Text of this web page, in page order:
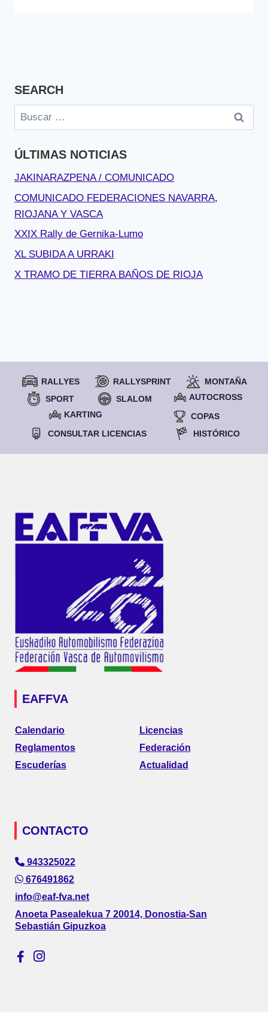
SEARCH
Buscar:
ÚLTIMAS NOTICIAS
JAKINARAZPENA / COMUNICADO
COMUNICADO FEDERACIONES NAVARRA,
RIOJANA Y VASCA
XXIX Rally de Gernika-Lumo
XL SUBIDA A URRAKI
X TRAMO DE TIERRA BAÑOS DE RIOJA
RALLYES RALLYSPRINT
MONTAÑA
SPORT
SLALOM
AUTOCROSS
KARTING
COPAS
CONSULTAR LICENCIAS
HISTÓRICO
EAFFVA
Calendario
Reglamentos
Escuderías
Licencias
Federación
Actualidad
CONTACTO
943325022
676491862
info@eaf-fva.net
Anoeta Pasealekua 7 20014, Donostia-San
Sebastián Gipuzkoa